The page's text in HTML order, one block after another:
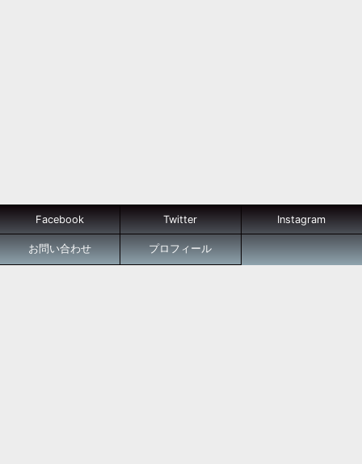
Facebook Twitter Instagram
お問い合わせ プロフィール